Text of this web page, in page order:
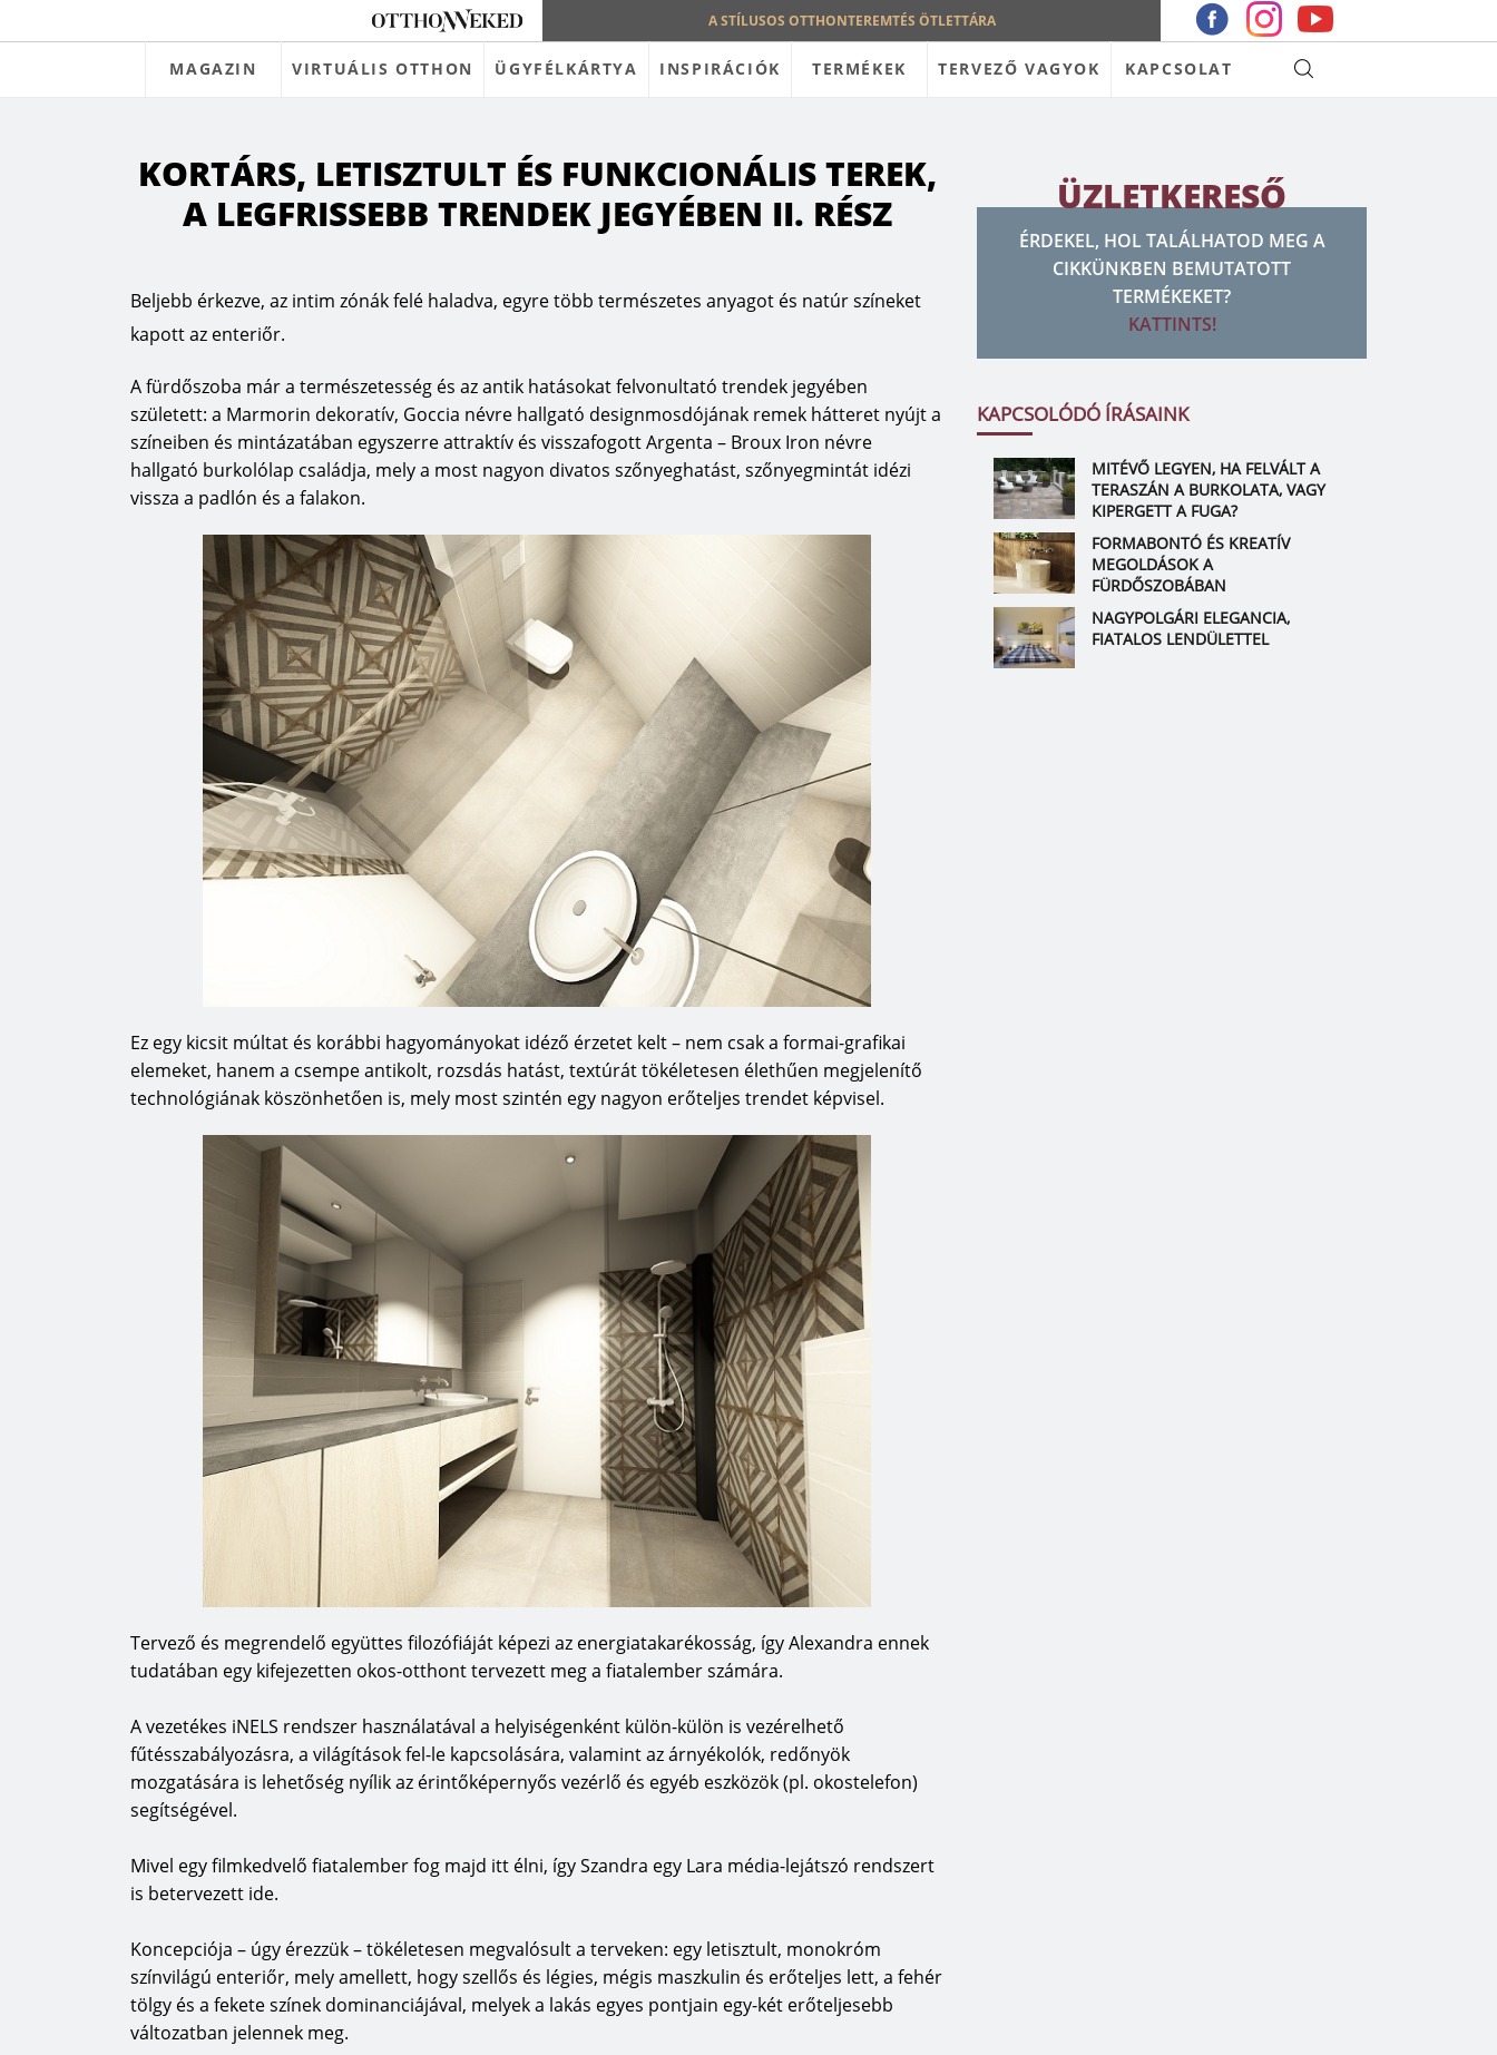
A STÍLUSOS OTTHONTEREMTÉS ÖTLETTÁRA
MAGAZIN VIRTUÁLIS OTTHON ÜGYFÉLKÁRTYA INSPIRÁCIÓK TERMÉKEK TERVEZŐ VAGYOK KAPCSOLAT
KORTÁRS, LETISZTULT ÉS FUNKCIONÁLIS TEREK,
A LEGFRISSEBB TRENDEK JEGYÉBEN II. RÉSZ
Beljebb érkezve, az intim zónák felé haladva, egyre több természetes anyagot és natúr színeket
kapott az enteriőr.
A fürdőszoba már a természetesség és az antik hatásokat felvonultató trendek jegyében
született: a Marmorin dekoratív, Goccia névre hallgató designmosdójának remek hátteret nyújt a
színeiben és mintázatában egyszerre attraktív és visszafogott Argenta – Broux Iron névre
hallgató burkolólap családja, mely a most nagyon divatos szőnyeghatást, szőnyegmintát idézi
vissza a padlón és a falakon.
Ez egy kicsit múltat és korábbi hagyományokat idéző érzetet kelt – nem csak a formai-grafikai
elemeket, hanem a csempe antikolt, rozsdás hatást, textúrát tökéletesen élethűen megjelenítő
technológiának köszönhetően is, mely most szintén egy nagyon erőteljes trendet képvisel.
Tervező és megrendelő együttes filozófiáját képezi az energiatakarékosság, így Alexandra ennek
tudatában egy kifejezetten okos-otthont tervezett meg a fiatalember számára.
A vezetékes iNELS rendszer használatával a helyiségenként külön-külön is vezérelhető
fűtésszabályozásra, a világítások fel-le kapcsolására, valamint az árnyékolók, redőnyök
mozgatására is lehetőség nyílik az érintőképernyős vezérlő és egyéb eszközök (pl. okostelefon)
segítségével.
Mivel egy filmkedvelő fiatalember fog majd itt élni, így Szandra egy Lara média-lejátszó rendszert
is betervezett ide.
Koncepciója – úgy érezzük – tökéletesen megvalósult a terveken: egy letisztult, monokróm
színvilágú enteriőr, mely amellett, hogy szellős és légies, mégis maszkulin és erőteljes lett, a fehér
tölgy és a fekete színek dominanciájával, melyek a lakás egyes pontjain egy-két erőteljesebb
változatban jelennek meg.
ÜZLETKERESŐ
ÉRDEKEL, HOL TALÁLHATOD MEG A
CIKKÜNKBEN BEMUTATOTT
TERMÉKEKET?
KATTINTS!
KAPCSOLÓDÓ ÍRÁSAINK
MITÉVŐ LEGYEN, HA FELVÁLT A
TERASZÁN A BURKOLATA, VAGY
KIPERGETT A FUGA?
FORMABONTÓ ÉS KREATÍV
MEGOLDÁSOK A
FÜRDŐSZOBÁBAN
NAGYPOLGÁRI ELEGANCIA,
FIATALOS LENDÜLETTEL